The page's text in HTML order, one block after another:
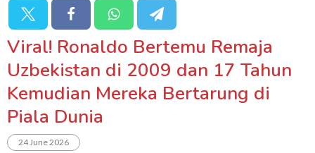
Viral! Ronaldo Bertemu Remaja
Uzbekistan di 2009 dan 17 Tahun
Kemudian Mereka Bertarung di
Piala Dunia
24 June 2026